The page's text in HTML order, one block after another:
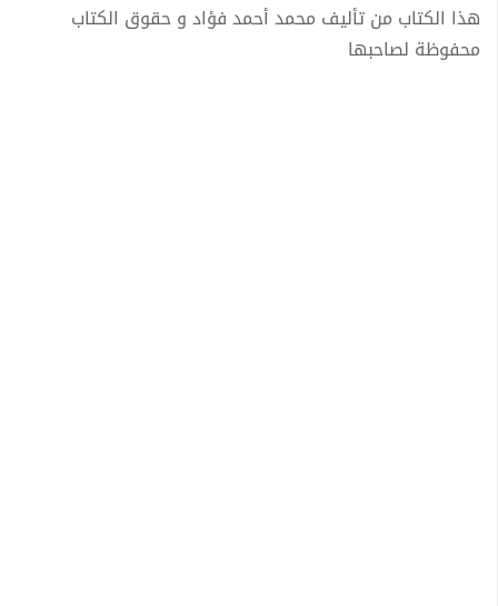
هذا الكتاب من تأليف محمد أحمد فؤاد و حقوق الكتاب
محفوظة لصاحبها